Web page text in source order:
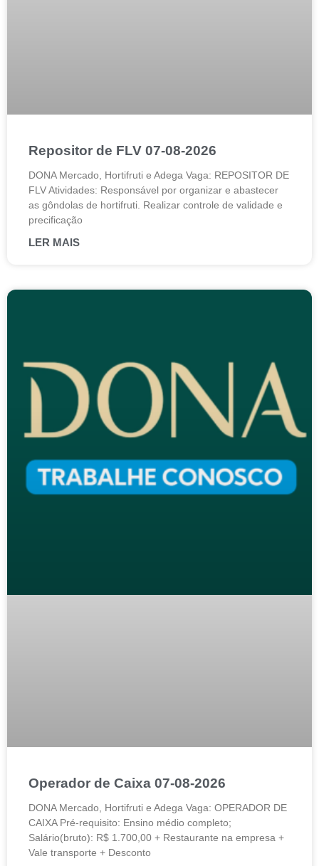
Repositor de FLV 07-08-2026
DONA Mercado, Hortifruti e Adega Vaga: REPOSITOR DE
FLV Atividades: Responsável por organizar e abastecer
as gôndolas de hortifruti. Realizar controle de validade e
precificação
LER MAIS
Operador de Caixa 07-08-2026
DONA Mercado, Hortifruti e Adega Vaga: OPERADOR DE
CAIXA Pré-requisito: Ensino médio completo;
Salário(bruto): R$ 1.700,00 + Restaurante na empresa +
Vale transporte + Desconto